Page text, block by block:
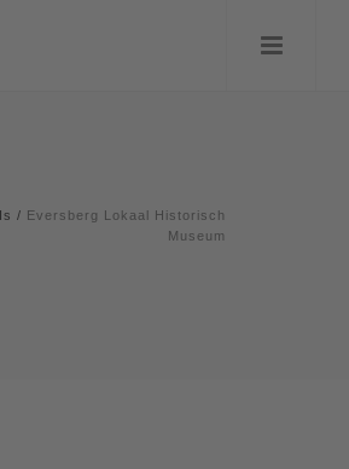
/ Eversberg Lokaal Historisch
Museum